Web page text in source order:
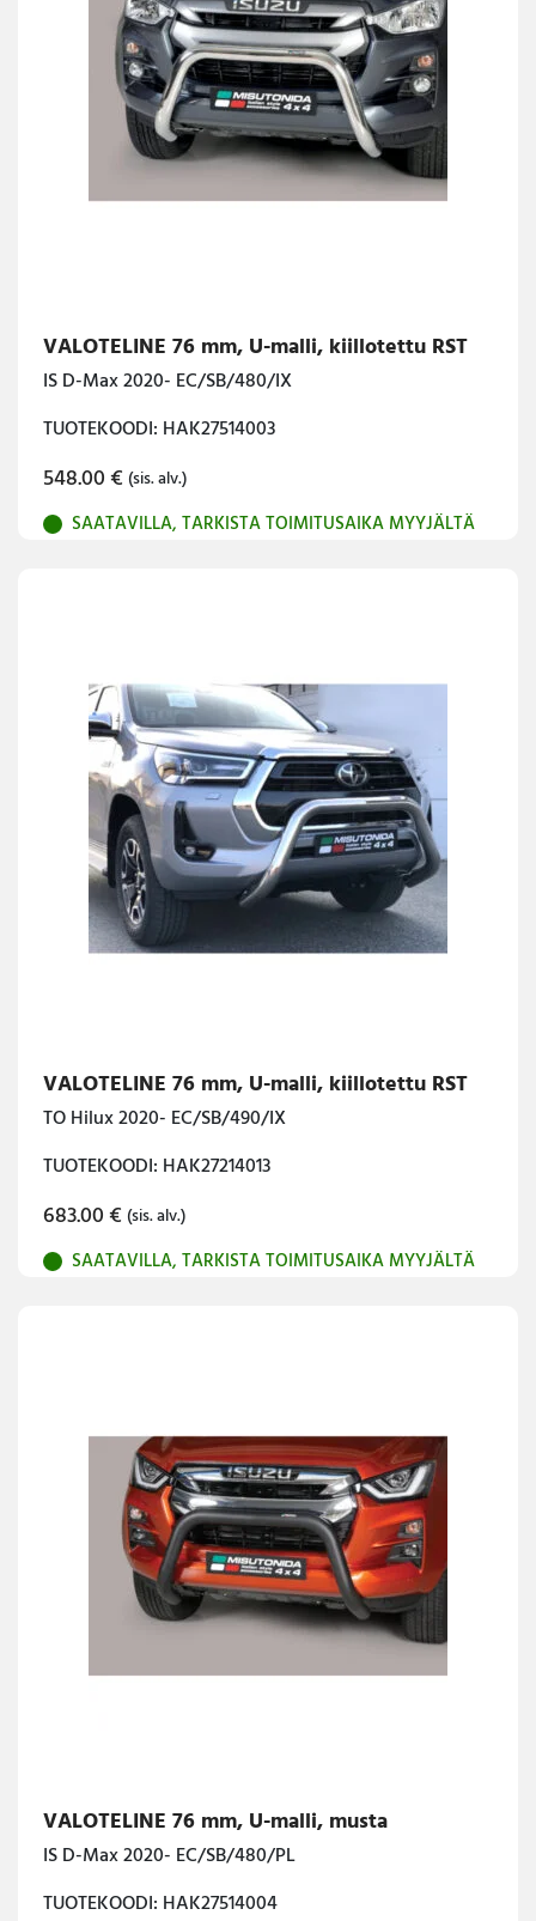
VALOTELINE 76 mm, U-malli, kiillotettu RST
IS D-Max 2020- EC/SB/480/IX
TUOTEKOODI: HAK27514003
548.00€ (sis. alv.)
SAATAVILLA, TARKISTA TOIMITUSAIKA MYYJÄLTÄ
VALOTELINE 76 mm, U-malli, kiillotettu RST
TO Hilux 2020- EC/SB/490/IX
TUOTEKOODI: HAK27214013
683.00€ (sis. alv.)
SAATAVILLA, TARKISTA TOIMITUSAIKA MYYJÄLTÄ
VALOTELINE 76 mm, U-malli, musta
IS D-Max 2020- EC/SB/480/PL
TUOTEKOODI: HAK27514004